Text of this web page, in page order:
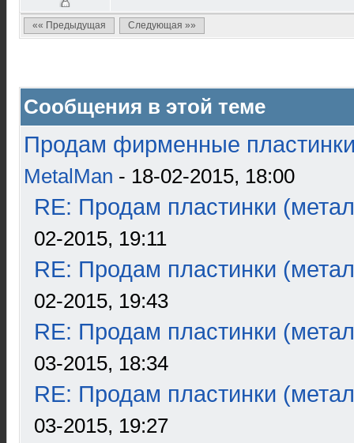
«« Предыдущая Следующая »»
Сообщения в этой теме
Продам фирменные
MetalMan - 18-02-2015, 18:00
RE: Продам пластинки
02-2015, 19:11
RE: Продам пластинки
02-2015, 19:43
RE: Продам пластинки
03-2015, 18:34
RE: Продам пластинки
03-2015, 19:27